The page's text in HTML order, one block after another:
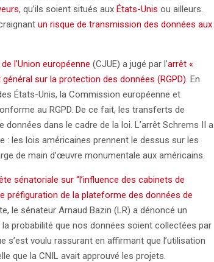
, qu’ils soient situés aux États-Unis ou ailleurs.
un risque de transmission des données aux
l’Union européenne (CJUE) a jugé par l’arrêt «
général sur la protection des données (RGPD). En
États-Unis, la Commission européenne et
au RGPD. De ce fait, les transferts de
dans le cadre de la loi. L’arrêt Schrems II a
: les lois américaines prennent le dessus sur les
de main d’œuvre monumentale aux américains.
sénatoriale sur “l’influence des cabinets de
préfiguration de la plateforme des données de
le sénateur Arnaud Bazin (LR) a dénoncé un
probabilité que nos données soient collectées par
s’est voulu rassurant en affirmant que l’utilisation
que la CNIL avait approuvé les projets.